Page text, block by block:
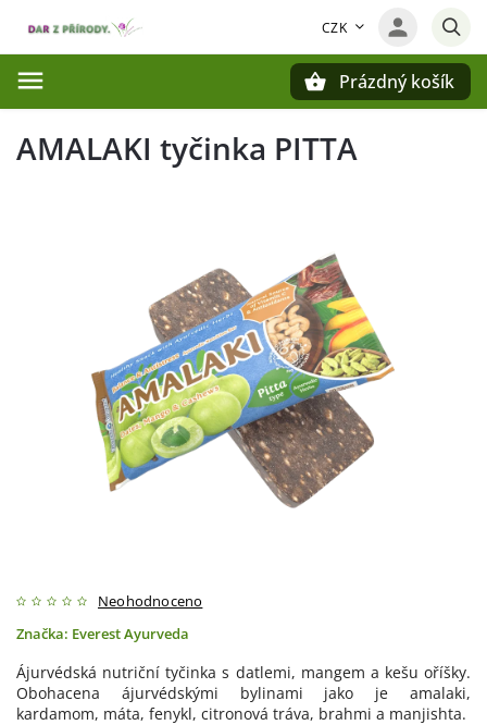
CZK
Prázdný košík
AMALAKI tyčinka PITTA
Neohodnoceno
Značka: Everest Ayurveda
Ájurvédská nutriční tyčinka s datlemi, mangem a kešu oříšky.
Obohacena ájurvédskými bylinami jako je amalaki,
kardamom, máta, fenykl, citronová tráva, brahmi a manjishta.